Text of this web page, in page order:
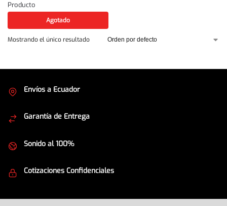
Producto
Agotado
Mostrando el único resultado
Envíos a Ecuador
Garantía de Entrega
Sonido al 100%
Cotizaciones Confidenciales